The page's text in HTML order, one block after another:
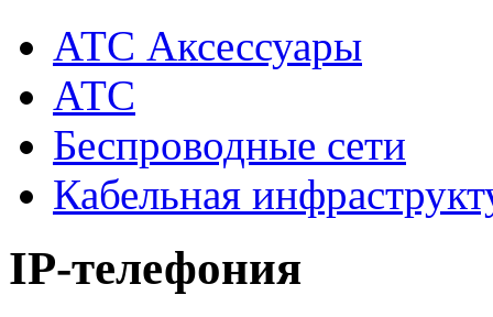
АТС Аксессуары
АТС
Беспроводные сети
Кабельная
IP-телефония